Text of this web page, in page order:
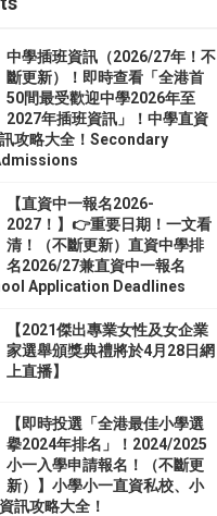
中學插班資訊（2026/27年！不
斷更新）！即時查看「全港首
50間最受歡迎中學2026年至
2027年插班資訊」！中學直資
攻略大全！Secondary
【直資中一報名2026-
2027！】👉重要日期！一文看
清！（不斷更新）直資中學排
名2026/27兼直資中一報名
Application Deadlines
【2021傑出專業女性及女企業
家選舉頒獎典禮將於4月28日網
上直播】
【即時投選「全港最佳小學選
擧2024年排名」！2024/2025
小一入學申請報名！（不斷更
新）】小學小一直資私校、小
訊攻略大全！